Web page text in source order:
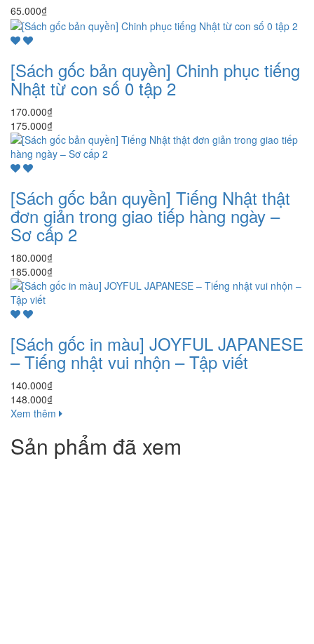
65.000₫
[Sách gốc bản quyền] Chinh phục tiếng
Nhật từ con số 0 tập 2
170.000₫
175.000₫
[Sách gốc bản quyền] Tiếng Nhật thật
đơn giản trong giao tiếp hàng ngày –
Sơ cấp 2
180.000₫
185.000₫
[Sách gốc in màu] JOYFUL JAPANESE
– Tiếng nhật vui nhộn – Tập viết
140.000₫
148.000₫
Xem thêm
Sản phẩm đã xem